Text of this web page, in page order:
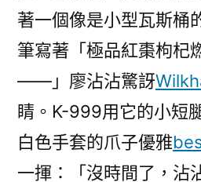
著一個像是小型瓦斯桶
筆寫著「極品紅棗枸杞
——」廖沾沾驚訝
睛。K-999用它的小短
白色手套的爪子優雅
一揮：「沒時間了，沾